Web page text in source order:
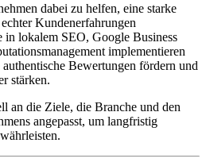
dabei zu helfen, eine starke
Kundenerfahrungen
in lokalem SEO, Google Business
implementieren
Bewertungen fördern und
stärken.
an die Ziele, die Branche und den
angepasst, um langfristig